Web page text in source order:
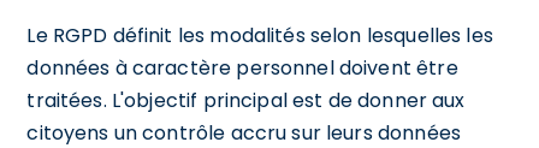
Le RGPD définit les modalités selon lesquelles les
données à caractère personnel doivent être
traitées. L'objectif principal est de donner aux
citoyens un contrôle accru sur leurs données